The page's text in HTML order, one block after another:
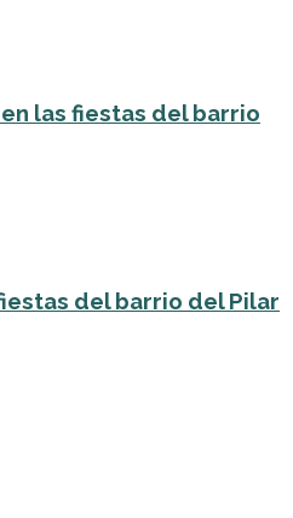
las fiestas del barrio
del barrio del Pilar